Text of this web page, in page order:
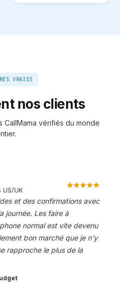
VRAIES
nos clients
CallMama vérifiés du monde
UK
et des confirmations avec
journée. Les faire à
normal est vite devenu
bon marché que je n'y
rapproche le plus de la